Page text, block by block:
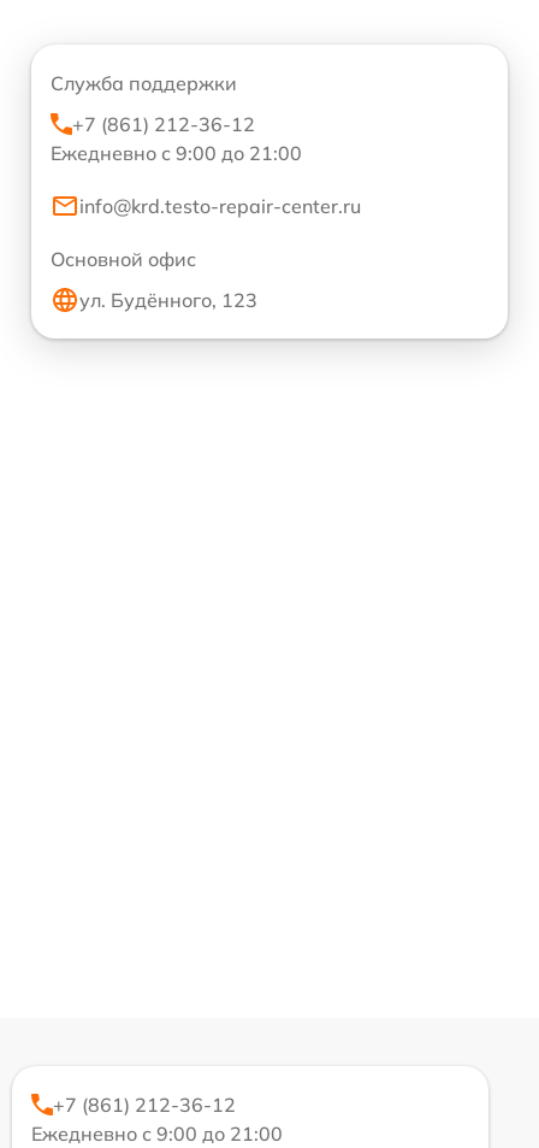
Служба поддержки
+7 (861) 212-36-12
Ежедневно с 9:00 до 21:00
info@krd.testo-repair-center.ru
Основной офис
ул. Будённого, 123
+7 (861) 212-36-12
Ежедневно с 9:00 до 21:00